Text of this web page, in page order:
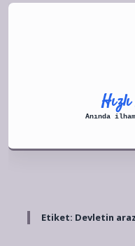
Anında
Etiket: Devletin